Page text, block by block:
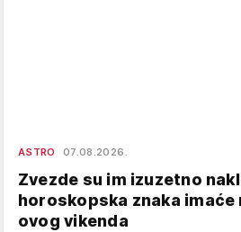
ASTRO 07.08.2026.
Zvezde su im izuzetno
horoskopska znaka imaće
ovog vikenda